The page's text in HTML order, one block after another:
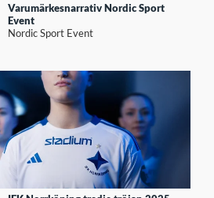
Varumärkesnarrativ Nordic Sport
Event
Nordic Sport Event